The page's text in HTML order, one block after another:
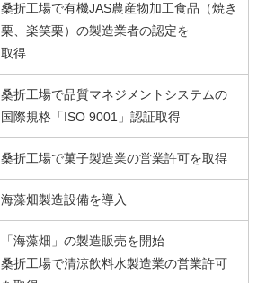
桑折工場で有機JAS農産物加工食品（焼き
栗、楽笑栗）の製造業者の認定を
取得
桑折工場で品質マネジメントシステムの
国際規格「ISO 9001」認証取得
桑折工場で菓子製造業の営業許可を取得
海藻畑製造設備を導入
「海藻畑」の製造販売を開始
桑折工場で清涼飲料水製造業の営業許可